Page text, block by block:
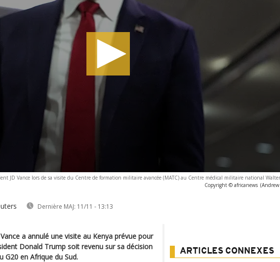
JD Vance lors de sa visite du Centre de formation militaire avancée (MATC) au Centre médical militaire national
Copyright © africanews
Dernière MAJ: 11/11 - 13:13
a annulé une visite au Kenya prévue pour
Donald Trump soit revenu sur sa décision
G20 en Afrique du Sud.
ARTICLES CONNEXES